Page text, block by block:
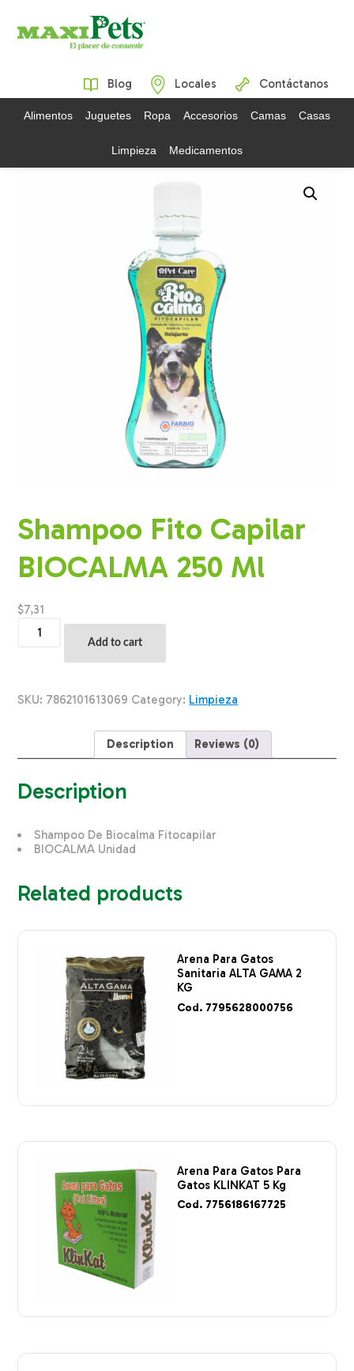
Blog Locales Contáctanos
Alimentos Juguetes Ropa Accesorios Camas Casas
Limpieza Medicamentos
Shampoo Fito Capilar
BIOCALMA 250 Ml
$7,31
Shampoo
BIOCALMA
Ml
Add to cart
SKU: 7862101613069 Category: Limpieza
Description Reviews (0)
Description
Shampoo De Biocalma Fitocapilar
BIOCALMA Unidad
Related products
Arena Para Gatos
Sanitaria ALTA GAMA 2
KG
Cod. 7795628000756
Arena Para Gatos Para
Gatos KLINKAT 5 Kg
Cod. 7756186167725